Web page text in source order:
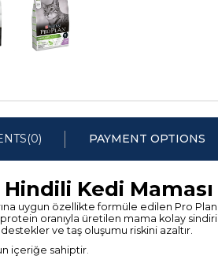
(0) PAYMENT OPTIONS
Kedi Maması
uygun özellikte formüle edilen Pro Plan
oranıyla üretilen mama kolay
destekler ve taş oluşumu riskini azaltır.
içeriğe sahiptir.